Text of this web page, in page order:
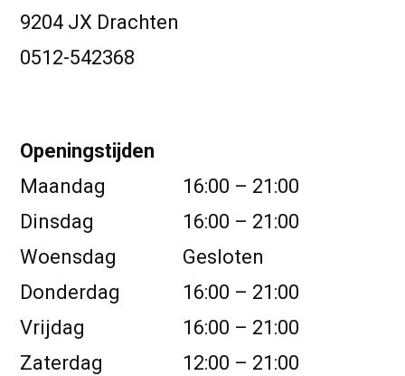
9204 JX Drachten
0512-542368
Openingstijden
Maandag
16:00 – 21:00
Dinsdag
16:00 – 21:00
Woensdag
Gesloten
Donderdag
16:00 – 21:00
Vrijdag
16:00 – 21:00
Zaterdag
12:00 – 21:00